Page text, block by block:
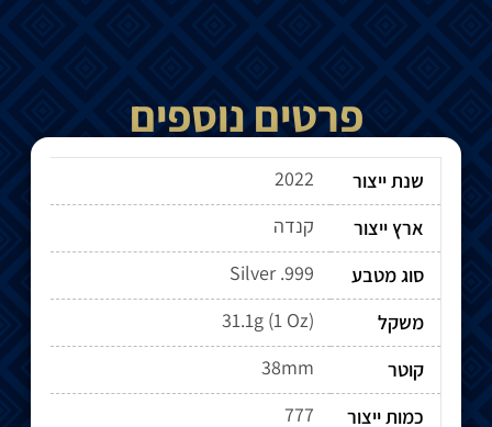
פרטים נוספים
שנת ייצור
2022
ארץ ייצור
קנדה
סוג מטבע
Silver .999
משקל
31.1g (1 Oz)
קוטר
38mm
כמות ייצור
777